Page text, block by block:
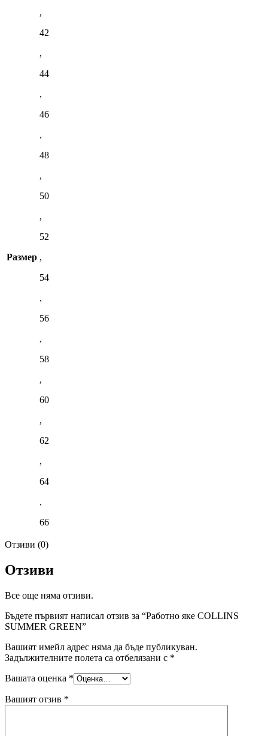
Размер
,
42
,
44
,
46
,
48
,
50
,
52
,
54
,
56
,
58
,
60
,
62
,
64
,
66
Отзиви (0)
Отзиви
Все още няма отзиви.
Бъдете първият написал отзив за “Работно яке COLLINS
SUMMER GREEN”
Вашият имейл адрес няма да бъде публикуван.
Задължителните полета са отбелязани с *
Вашата оценка *
Вашият отзив *